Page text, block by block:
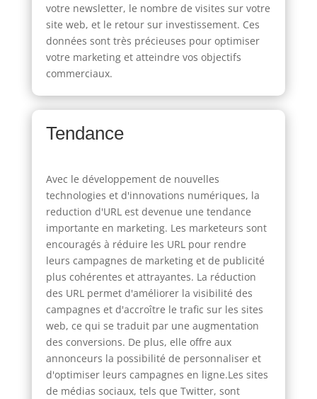
votre newsletter, le nombre de visites sur votre
site web, et le retour sur investissement. Ces
données sont très précieuses pour optimiser
votre marketing et atteindre vos objectifs
commerciaux.
Tendance
Avec le développement de nouvelles
technologies et d'innovations numériques, la
reduction d'URL est devenue une tendance
importante en marketing. Les marketeurs sont
encouragés à réduire les URL pour rendre
leurs campagnes de marketing et de publicité
plus cohérentes et attrayantes. La réduction
des URL permet d'améliorer la visibilité des
campagnes et d'accroître le trafic sur les sites
web, ce qui se traduit par une augmentation
des conversions. De plus, elle offre aux
annonceurs la possibilité de personnaliser et
d'optimiser leurs campagnes en ligne.Les sites
de médias sociaux, tels que Twitter, sont